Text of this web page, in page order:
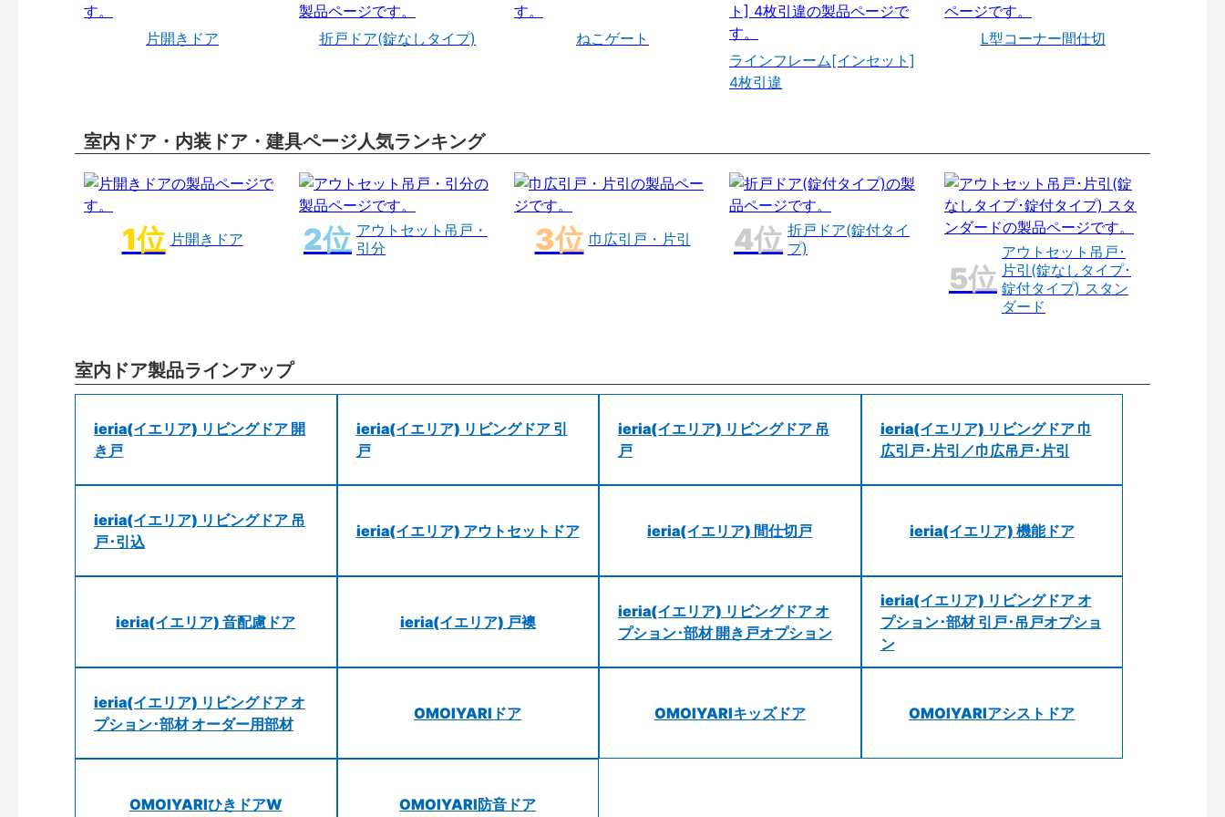
片開きドア 折戸ドア(錠なしタイプ)
ねこゲート
ラインフレーム[インセット]
4枚引違
L型コーナー間仕切
室内ドア・内装ドア・建具ページ人気ランキング
片開きドア
アウトセット吊戸・
引分
巾広引戸・片引
折戸ドア(錠付タイ
プ)
アウトセット吊戸･
片引(錠なしタイプ･
錠付タイプ) スタン
ダード
室内ドア製品ラインアップ
ieria(イエリア) リビングドア 開
き戸
ieria(イエリア) リビングドア 引
戸
ieria(イエリア) リビングドア 吊
戸
ieria(イエリア) リビングドア 巾
広引戸･片引／巾広吊戸･片引
ieria(イエリア) リビングドア 吊
戸･引込
ieria(イエリア) アウトセットドア ieria(イエリア) 間仕切戸 ieria(イエリア) 機能ドア
ieria(イエリア) 音配慮ドア ieria(イエリア) 戸襖
ieria(イエリア) リビングドア オ
プション･部材 開き戸オプション
ieria(イエリア) リビングドア オ
プション･部材 引戸･吊戸オプショ
ン
ieria(イエリア) リビングドア オ
プション･部材 オーダー用部材
OMOIYARIドア OMOIYARIキッズドア OMOIYARIアシストドア
OMOIYARIひきドアW OMOIYARI防音ドア